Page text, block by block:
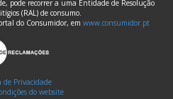
pode recorrer a uma Entidade de Resolução
(RAL) de consumo.
do Consumidor, em www.consumidor.pt
de Privacidade
do website